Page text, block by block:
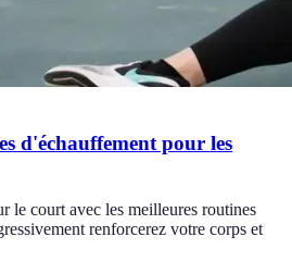
d'échauffement pour les
le court avec les meilleures routines
renforcerez votre corps et